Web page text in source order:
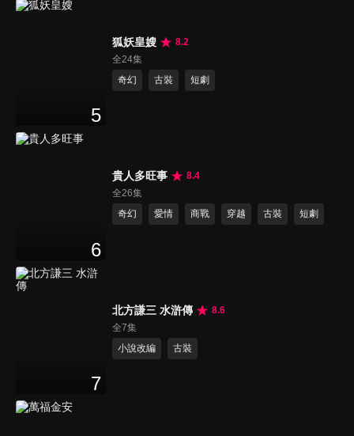
5
狐妖皇嫂
8.2
全24集
奇幻
古裝 短劇
6
貴人多旺事
8.4
全26集
奇幻
愛情 商戰 穿越 古裝 短劇
7
北方謙三 水滸傳
8.6
全7集
小說改編
古裝